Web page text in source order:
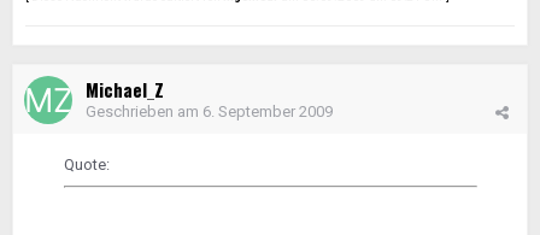
Michael_Z
Geschrieben am 6. September 2009
Quote: